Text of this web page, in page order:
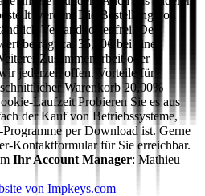
werden. Die Bestellung von
Versandkostenfrei. Der
beträgt ca. 35,00€ bei einer
Zusammenarbeit oder
jederzeit offen. Vorteile für
Warenkorb 20,00%
Laufzeit Probieren Sie es aus
der Kauf von Betriebssysteme,
per Download ist. Gerne
Kontaktformular für Sie erreichbar.
Ihr Account Manager: Mathieu
von Impkeys.com